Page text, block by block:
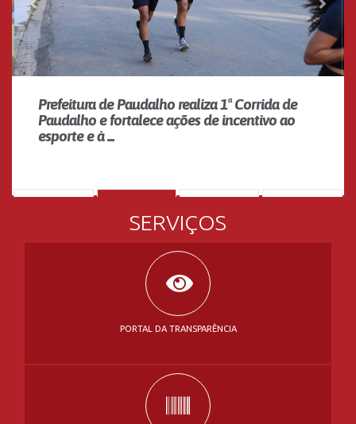
Prefeitura de Paudalho realiza 1ª Corrida de
Paudalho e fortalece ações de incentivo ao
esporte e à ...
SERVIÇOS
PORTAL DA TRANSPARÊNCIA